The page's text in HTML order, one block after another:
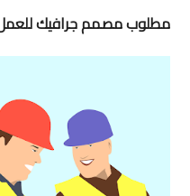
مطلوب مصمم جرافيك